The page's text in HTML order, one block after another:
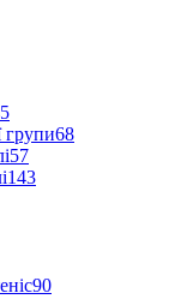
групи68
57
143
90